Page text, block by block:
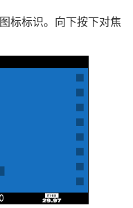
图标标识。向下按下对焦